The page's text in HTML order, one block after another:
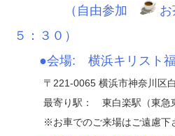
（自由参加
お
５：３０）
●会場: 横浜キリスト
〒221-0065 横浜市神奈川区
最寄り駅： 東白楽駅（東急
※お車でのご来場はご遠慮下さ